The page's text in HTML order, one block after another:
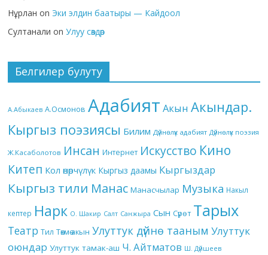
Нұрлан on Эки элдин баатыры — Кайдоол
Султанали onУлуу сөздөр
Белгилер булуту
А.Абыкаев А.Осмонов Адабият Акын Акындар.
Кыргыз поэзиясы Билим Дүйнөлүк адабият Дүйнөлүк поэзия
Ж.Касаболотов Инсан Интернет Искусство Кино
Китеп Кол өнөрчүлүк Кыргыз даамы Кыргыздар
Кыргыз тили Манас Манасчылар Музыка Накыл
кептер Нарк О. Шакир Салт Санжыра Сын Сүрөт Тарых
Театр Тил Төкмө акын Улуттук дүйнө тааным Улуттук
оюндар Улуттук тамак-аш Ч. Айтматов Ш. Дүйшеев